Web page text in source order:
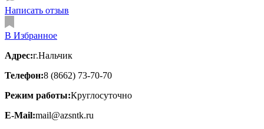
Написать отзыв
В Избранное
Адрес:г.Нальчик
Телефон:8 (8662) 73-70-70
Режим работы:Круглосуточно
E-Mail:mail@azsntk.ru